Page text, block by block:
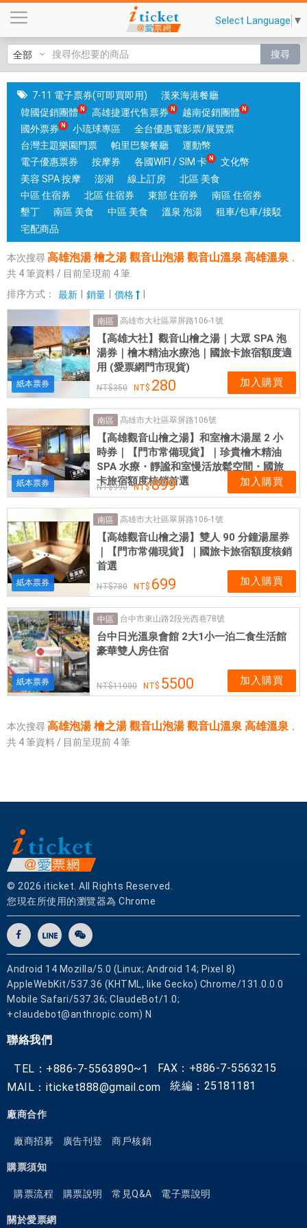
泡
湯
檜
之
湯
觀
音
山
泡
湯
觀
山
溫
雄
溫
泉
|
愛
網
Select Language ▼
搜尋
7-11 電子票券(可即買即用)
漢來海港餐廳
韓國促銷團體
高雄捷運代售票券
越南促銷團體
國外票券
小琉球專區
全台優惠電影票/展覽票
台灣主題樂園門票
帕里巴黎餐廳
運動幣
電子優惠票券
按摩券 各國WIFI / SIM 卡
文化幣
美容 SPA 按摩
澎湖 線上訂房
北區 美食
中區 住宿券
北區 住宿券 東部 住宿券
南區 住宿券
墾丁
南區 美食 中區 美食 溫泉 泡湯
租車/包車/接駁
宅配商品
本次搜尋 高雄泡湯 檜之湯 觀音山泡湯 觀音山溫泉 高雄溫泉 ，
共 4 筆資料 / 目前呈現前 4 筆
排序方式：
最新 銷量 價格
紙本票券
南區 高雄市大社區翠屏路106-1號
【高雄大社】觀音山檜之湯｜大眾 SPA 泡
湯券｜檜木精油水療池｜國旅卡旅宿額度適
用 (愛票網門市現貨)
350 280 加入購買
紙本票券
南區 高雄市大社區翠屏路106號
【高雄觀音山檜之湯】和室檜木湯屋 2 小
時券｜【門市常備現貨】｜珍貴檜木精油
SPA 水療・靜謐和室慢活放鬆空間・國旅
卡旅宿額度核銷首選
990 899 加入購買
紙本票券
南區 高雄市大社區翠屏路106-1號
【高雄觀音山檜之湯】雙人 90 分鐘湯屋券
｜【門市常備現貨】｜國旅卡旅宿額度核銷
首選
780 699 加入購買
紙本票券
中區 台中市東山路2段光西巷78號
台中日光溫泉會館 2大1小一泊二食生活館
豪華雙人房住宿
11000 5500 加入購買
本次搜尋 高雄泡湯 檜之湯 觀音山泡湯 觀音山溫泉 高雄溫泉 ，
共 4 筆資料 / 目前呈現前 4 筆
© 2026 iticket. All Rights Reserved.
您現在所使用的瀏覽器為 Chrome
Android 14 Mozilla/5.0 (Linux; Android 14; Pixel 8)
AppleWebKit/537.36 (KHTML, like Gecko) Chrome/131.0.0.0
Mobile Safari/537.36; ClaudeBot/1.0;
+claudebot@anthropic.com) N
聯絡我們
TEL：+886-7-5563890~1
FAX：+886-7-5563215
MAIL：iticket888@gmail.com
統編：25181181
廠商合作
廠商招募 廣告刊登 商戶核銷
購票須知
購票流程 購票說明 常見Q&A 電子票說明
關於愛票網